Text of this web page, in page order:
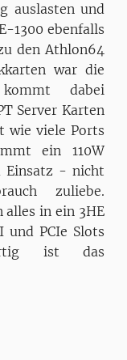
auslasten und
1300 ebenfalls
den Athlon64
war die
dabei
Server Karten
wie viele Ports
ein 110W
Einsatz - nicht
zuliebe.
alles in ein 3HE
und PCIe Slots
ist das